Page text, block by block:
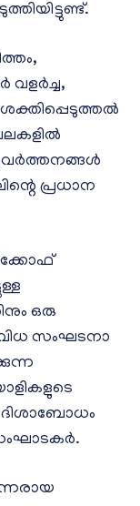
വളർച്ച,
പ്രധാന
ഒരു
സംഘടനാ
ദിശാബോധം